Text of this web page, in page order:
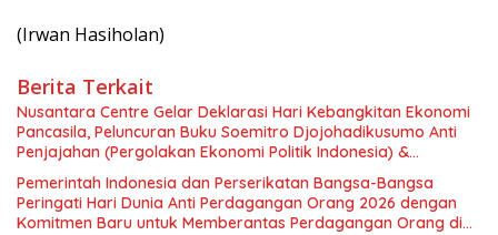
(Irwan Hasiholan)
Berita Terkait
Nusantara Centre Gelar Deklarasi Hari Kebangkitan Ekonomi
Pancasila, Peluncuran Buku Soemitro Djojohadikusumo Anti
Penjajahan (Pergolakan Ekonomi Politik Indonesia) &
Simposium Nasional “Urgensi Undang-Undang Perekonomian
Nasional dan Kesejahteraan Sosial dalam Menata Bangsa
Menuju Indonesia Emas 2045”,
Pemerintah Indonesia dan Perserikatan Bangsa-Bangsa
Peringati Hari Dunia Anti Perdagangan Orang 2026 dengan
Komitmen Baru untuk Memberantas Perdagangan Orang di